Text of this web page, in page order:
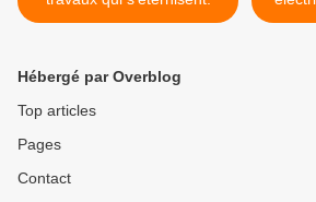
Hébergé par Overblog
Top articles
Pages
Contact